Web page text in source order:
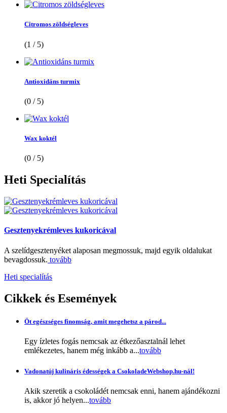
Citromos zöldségleves
(1 / 5)
Antioxidáns turmix
(0 / 5)
Wax koktél
(0 / 5)
Heti Specialítás
Gesztenyekrémleves kukoricával
A szelídgesztenyéket alaposan megmossuk, majd egyik oldalukat
bevagdossuk. tovább
Heti specialítás
Cikkek és Események
Öt egészséges finomság, amit megehetsz a párod...
Egy ízletes fogás nemcsak az étkezőasztalnál lehet
emlékezetes, hanem még inkább a...tovább
Vadonatúj kulináris édességek a CsokoladeWebshop.hu-nál!
Akik szeretik a csokoládét nemcsak enni, hanem ajándékozni
is, akkor jó helyen...tovább